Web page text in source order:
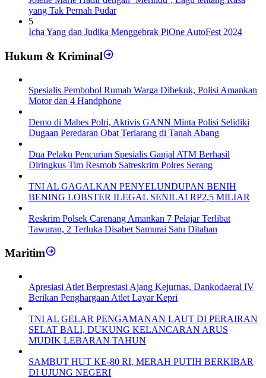
yang Tak Pernah Pudar
5
Icha Yang dan Judika Menggebrak PiOne AutoFest 2024
Hukum & Kriminal
Spesialis Pembobol Rumah Warga Dibekuk, Polisi Amankan
Motor dan 4 Handphone
Demo di Mabes Polri, Aktivis GANN Minta Polisi Selidiki
Dugaan Peredaran Obat Terlarang di Tanah Abang
Dua Pelaku Pencurian Spesialis Ganjal ATM Berhasil
Diringkus Tim Resmob Satreskrim Polres Serang
TNI AL GAGALKAN PENYELUNDUPAN BENIH
BENING LOBSTER ILEGAL SENILAI RP2,5 MILIAR
Reskrim Polsek Carenang Amankan 7 Pelajar Terlibat
Tawuran, 2 Terluka Disabet Samurai Satu Ditahan
Maritim
Apresiasi Atlet Berprestasi Ajang Kejurnas, Dankodaeral IV
Berikan Penghargaan Atlet Layar Kepri
TNI AL GELAR PENGAMANAN LAUT DI PERAIRAN
SELAT BALI, DUKUNG KELANCARAN ARUS
MUDIK LEBARAN TAHUN
SAMBUT HUT KE-80 RI, MERAH PUTIH BERKIBAR
DI UJUNG NEGERI